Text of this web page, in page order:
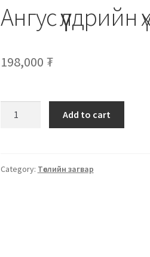
Ангус үүлдрийн
198,000 ₮
Add to cart
Category: Төслийн загвар